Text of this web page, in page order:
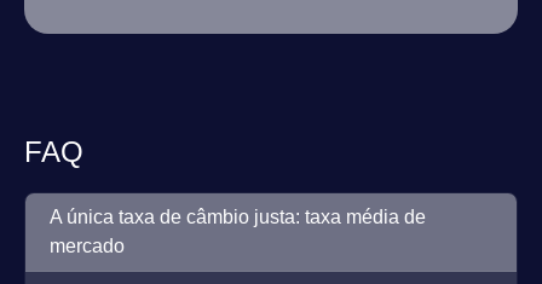
FAQ
A única taxa de câmbio justa: taxa média de
mercado